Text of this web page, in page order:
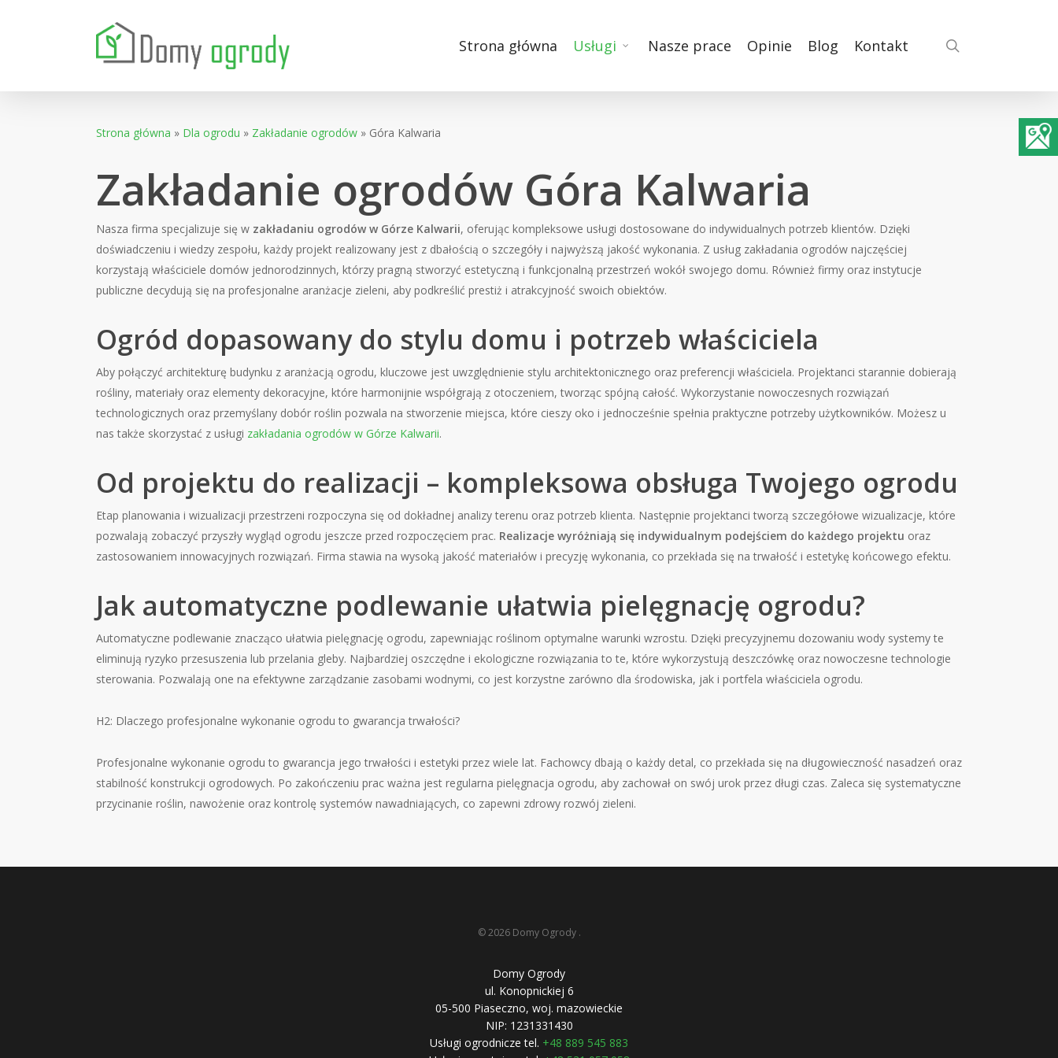
Strona główna Usługi Nasze prace Opinie Blog Kontakt
Strona główna » Dla ogrodu » Zakładanie ogrodów » Góra Kalwaria
Zakładanie ogrodów Góra Kalwaria
Nasza firma specjalizuje się w zakładaniu ogrodów w Górze Kalwarii, oferując kompleksowe usługi dostosowane do indywidualnych potrzeb klientów. Dzięki
doświadczeniu i wiedzy zespołu, każdy projekt realizowany jest z dbałością o szczegóły i najwyższą jakość wykonania. Z usług zakładania ogrodów najczęściej
korzystają właściciele domów jednorodzinnych, którzy pragną stworzyć estetyczną i funkcjonalną przestrzeń wokół swojego domu. Również firmy oraz instytucje
publiczne decydują się na profesjonalne aranżacje zieleni, aby podkreślić prestiż i atrakcyjność swoich obiektów.
Ogród dopasowany do stylu domu i potrzeb właściciela
Aby połączyć architekturę budynku z aranżacją ogrodu, kluczowe jest uwzględnienie stylu architektonicznego oraz preferencji właściciela. Projektanci starannie dobierają
rośliny, materiały oraz elementy dekoracyjne, które harmonijnie współgrają z otoczeniem, tworząc spójną całość. Wykorzystanie nowoczesnych rozwiązań
technologicznych oraz przemyślany dobór roślin pozwala na stworzenie miejsca, które cieszy oko i jednocześnie spełnia praktyczne potrzeby użytkowników. Możesz u
nas także skorzystać z usługi zakładania ogrodów w Górze Kalwarii.
Od projektu do realizacji – kompleksowa obsługa Twojego ogrodu
Etap planowania i wizualizacji przestrzeni rozpoczyna się od dokładnej analizy terenu oraz potrzeb klienta. Następnie projektanci tworzą szczegółowe wizualizacje, które
pozwalają zobaczyć przyszły wygląd ogrodu jeszcze przed rozpoczęciem prac. Realizacje wyróżniają się indywidualnym podejściem do każdego projektu oraz
zastosowaniem innowacyjnych rozwiązań. Firma stawia na wysoką jakość materiałów i precyzję wykonania, co przekłada się na trwałość i estetykę końcowego efektu.
Jak automatyczne podlewanie ułatwia pielęgnację ogrodu?
Automatyczne podlewanie znacząco ułatwia pielęgnację ogrodu, zapewniając roślinom optymalne warunki wzrostu. Dzięki precyzyjnemu dozowaniu wody systemy te
eliminują ryzyko przesuszenia lub przelania gleby. Najbardziej oszczędne i ekologiczne rozwiązania to te, które wykorzystują deszczówkę oraz nowoczesne technologie
sterowania. Pozwalają one na efektywne zarządzanie zasobami wodnymi, co jest korzystne zarówno dla środowiska, jak i portfela właściciela ogrodu.
H2: Dlaczego profesjonalne wykonanie ogrodu to gwarancja trwałości?
Profesjonalne wykonanie ogrodu to gwarancja jego trwałości i estetyki przez wiele lat. Fachowcy dbają o każdy detal, co przekłada się na długowieczność nasadzeń oraz
stabilność konstrukcji ogrodowych. Po zakończeniu prac ważna jest regularna pielęgnacja ogrodu, aby zachował on swój urok przez długi czas. Zaleca się systematyczne
przycinanie roślin, nawożenie oraz kontrolę systemów nawadniających, co zapewni zdrowy rozwój zieleni.
© 2026 Domy Ogrody .
Domy Ogrody
ul. Konopnickiej 6
05-500 Piaseczno, woj. mazowieckie
NIP: 1231331430
Usługi ogrodnicze tel. +48 889 545 883